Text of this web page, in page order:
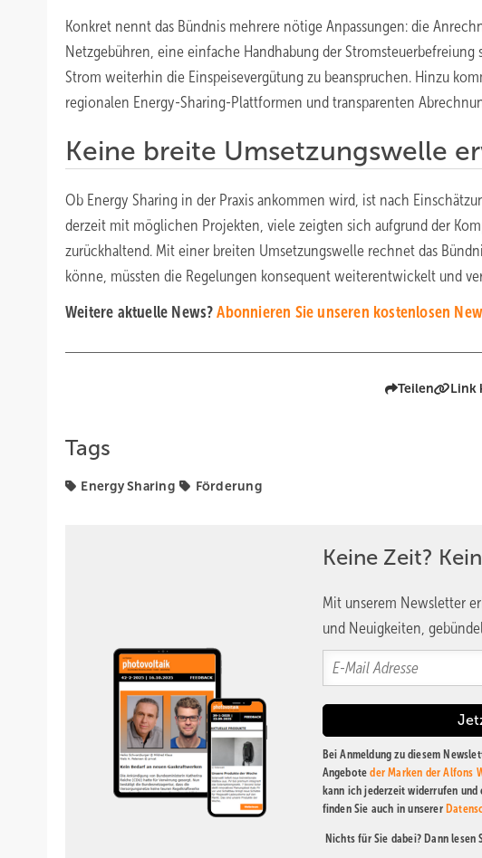
Konkret nennt das Bündnis mehrere nötige Anpassungen: die
Netzgebühren, eine einfache Handhabung der
Strom weiterhin die Einspeisevergütung zu beanspruchen. Hinzu
regionalen Energy-Sharing-Plattformen und transparenten
Keine breite Umsetzungswelle
Ob Energy Sharing in der Praxis ankommen wird, ist nach
derzeit mit möglichen Projekten, viele zeigten sich aufgrund der
zurückhaltend. Mit einer breiten Umsetzungswelle rechnet das
könne, müssten die Regelungen konsequent weiterentwickelt und
Weitere aktuelle News? Abonnieren Sie unseren kostenlosen
Teilen Link
Tags
Energy Sharing Förderung
Keine Zeit?
Mit unserem Newsletter
und Neuigkeiten,
Bei Anmeldung zu diesem
Angeboteder Marken der Alfons
kann ich jederzeit widerrufen
finden Sie auch in unserer
Nichts für Sie dabei? Dann